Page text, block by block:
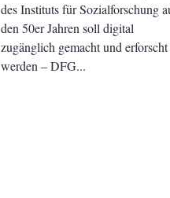
des Instituts für Sozialforschung
den 50er Jahren soll digital
zugänglich gemacht und erforscht
werden – DFG